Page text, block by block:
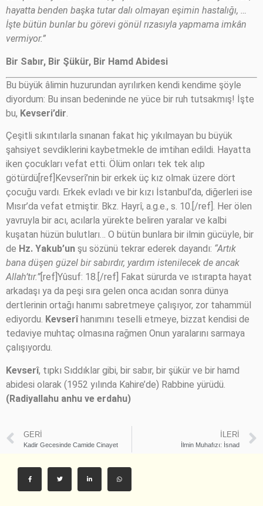
hayatta benden başka tutar dalı olmayan eşimin hastalığı, …
İşte bütün bunlar bu görevi gönül rızasıyla yapmama imkân
vermiyor.”
Bir Sabır, Bir Şükür, Bir Hamd Abidesi
Bu büyük âlimin huzurundan ayrılırken kendi kendime şöyle
diyordum: Bu insan bedeninde ne yüce bir ruh tutsakmış! İşte
bu, Kevseri’dir.
Çeşitli sıkıntılarla sınanan fakat hiç yıkılmayan bu büyük
şahsiyet sevdiklerini kaybetmekle de imtihan edildi. Hayatta
iken çocukları vefat etti. Ölüm onları tek tek alıp
götürdü[ref]Kevserî’nin bir erkek üç kız olmak üzere dört
çocuğu vardı. Erkek evladı ve bir kızı İstanbul’da, diğerleri ise
Mısır’da vefat etmiştir. Bkz. Hayrî, a.g.e., s. 10.[/ref]. Her ölen
yavruyla bir acı, acılarla yürekte beliren yaralar ve kalbi
kuşatan hüzün bulutları… O bütün bunlara bir ilmin gücüyle, bir
de Hz. Yakub’un şu sözünü tekrar ederek dayandı: “Artık
bana düşen güzel bir sabırdır, yardım istenilecek de ancak
Allah’tır.” [ref]Yûsuf: 18.[/ref] Fakat sürurda ve ıstırapta hayat
arkadaşı ya da peşi sıra gelen onca acıdan sonra dünya
dertlerinin ortağı hanımı sabretmeye çalışıyor, zor tahammül
ediyordu. Kevserîhanımını teselli etmeye, bizzat kendisi de
tedaviye muhtaç olmasına rağmen Onun yaralarını sarmaya
çalışıyordu.
Kevserî, tıpkı Sıddıklar gibi, bir sabır, bir şükür ve bir hamd
abidesi olarak (1952 yılında Kahire’de) Rabbine yürüdü.
(Radiyallahu anhu ve erdahu)
GERI
Kadir Gecesinde Camide Cinayet
İLERI
İlmin Muhafızı: İsnad